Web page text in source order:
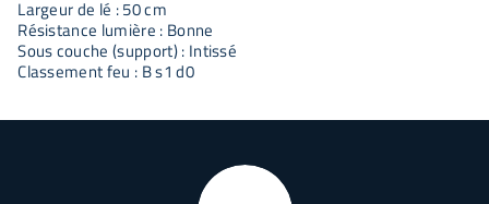
Largeur de lé : 50 cm
Résistance lumière : Bonne
Sous couche (support) : Intissé
Classement feu : B s1 d0